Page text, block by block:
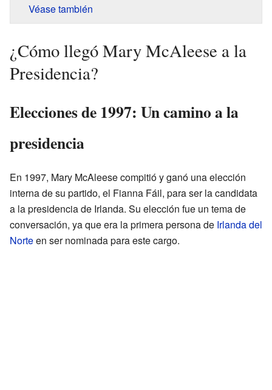
Véase también
¿Cómo llegó Mary McAleese a la
Presidencia?
Elecciones de 1997: Un camino a la
presidencia
En 1997, Mary McAleese compitió y ganó una elección
interna de su partido, el Fianna Fáil, para ser la candidata
a la presidencia de Irlanda. Su elección fue un tema de
conversación, ya que era la primera persona de Irlanda del
Norteen ser nominada para este cargo.